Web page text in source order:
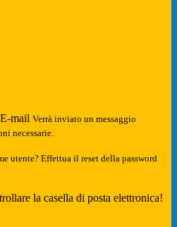
E-mail Verrà inviato un messaggio
necessarie.
utente? Effettua il reset della password
la casella di posta elettronica!